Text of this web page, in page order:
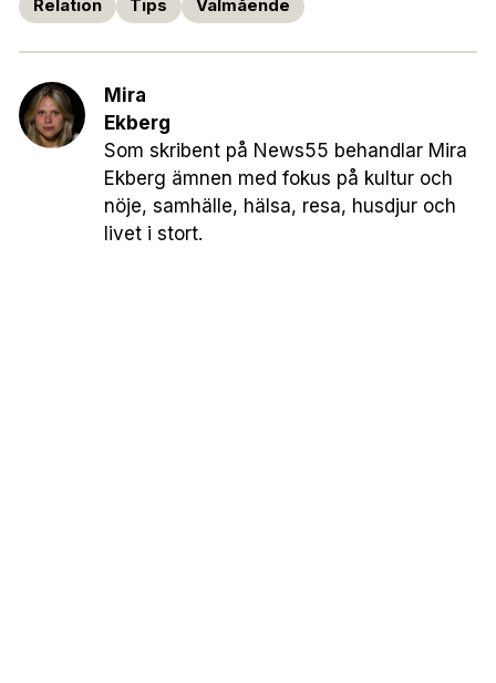
Relation
Tips Välmående
Mira
Ekberg
Som skribent på News55 behandlar Mira
Ekberg ämnen med fokus på kultur och
nöje, samhälle, hälsa, resa, husdjur och
livet i stort.